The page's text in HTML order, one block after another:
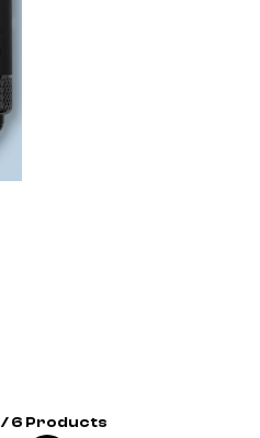
/ 6 Products